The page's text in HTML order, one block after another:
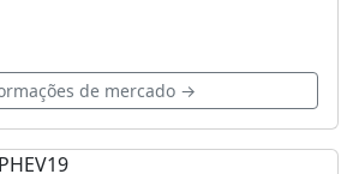
de mercado →